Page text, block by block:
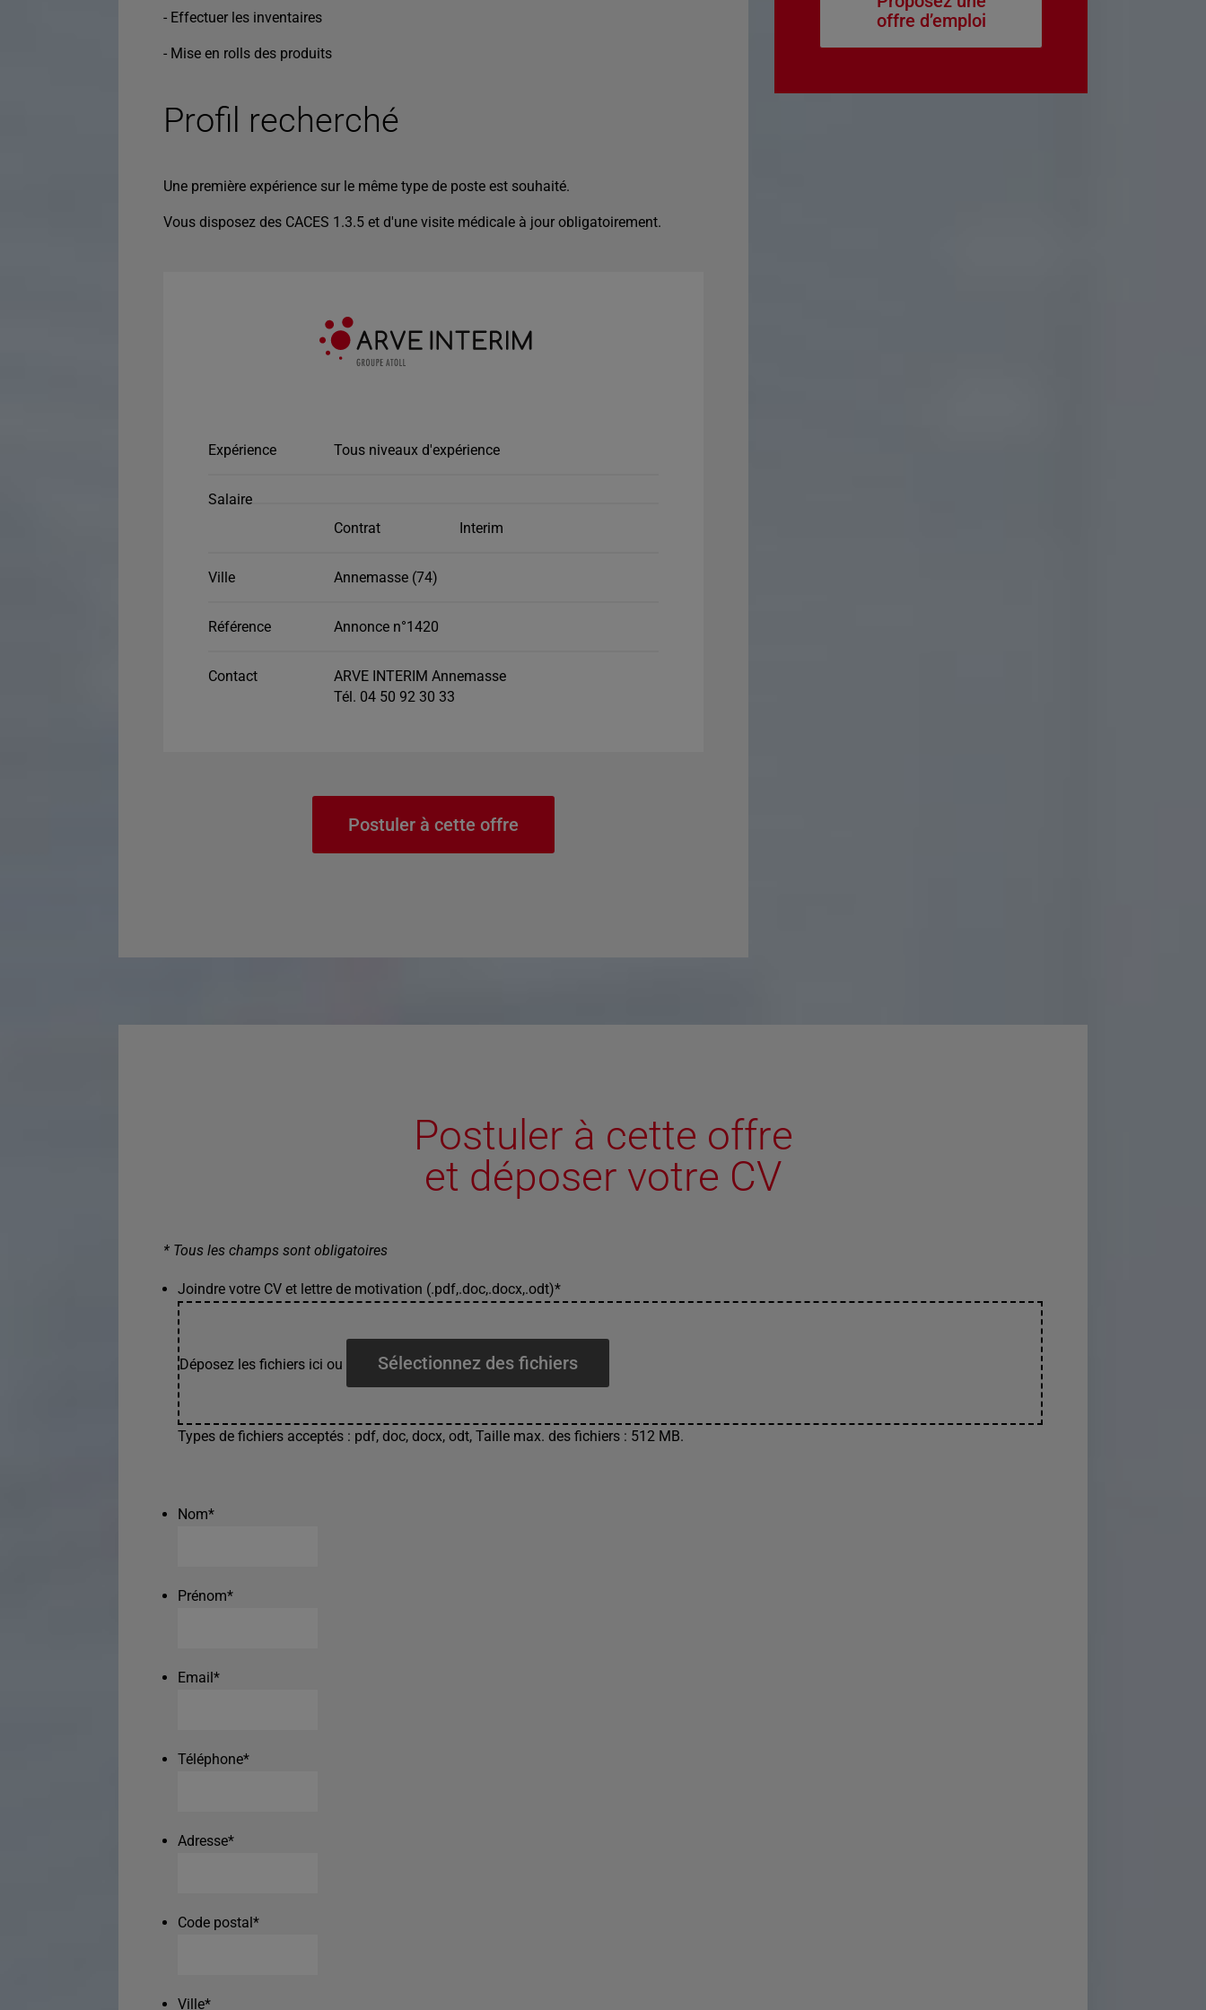
- Effectuer les inventaires
- Mise en rolls des produits
Profil recherché
Une première expérience sur le même type de poste est souhaité.
Vous disposez des CACES 1.3.5 et d'une visite médicale à jour obligatoirement.
Expérience Tous niveaux d'expérience
Salaire
Contrat
Interim
Ville Annemasse (74)
Référence Annonce n°1420
Contact
ARVE INTERIM Annemasse
Tél. 04 50 92 30 33
Postuler à cette offre
offre d’emploi
Postuler à cette offre
et déposer votre CV
* Tous les champs sont obligatoires
Joindre votre CV et lettre de motivation (.pdf,.doc,.docx,.odt)*
Déposez les fichiers ici ou Sélectionnez des fichiers
Types de fichiers acceptés : pdf, doc, docx, odt, Taille max. des fichiers : 512 MB.
Nom*
Prénom*
Email*
Téléphone*
Adresse*
Code postal*
Ville*